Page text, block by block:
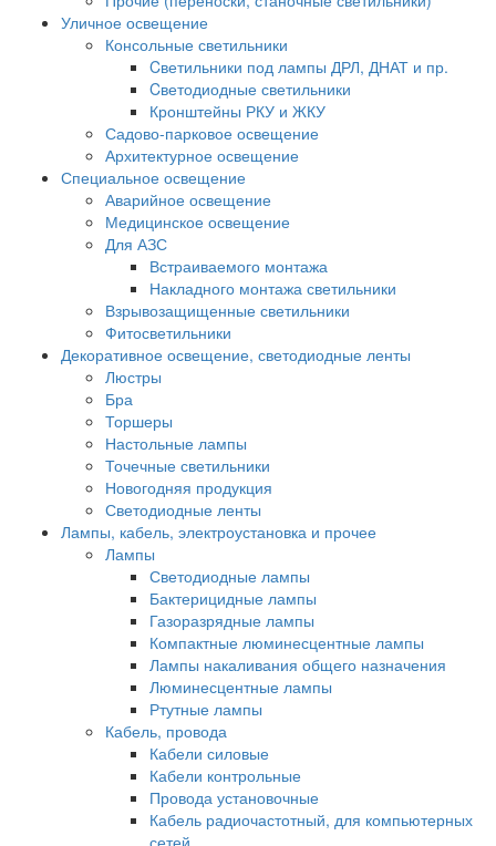
Уличное освещение
Консольные светильники
Cветильники под лампы ДРЛ, ДНАТ и пр.
Cветодиодные светильники
Кронштейны РКУ и ЖКУ
Садово-парковое освещение
Архитектурное освещение
Специальное освещение
Аварийное освещение
Медицинское освещение
Для АЗС
Встраиваемого монтажа
Накладного монтажа светильники
Взрывозащищенные светильники
Фитосветильники
Декоративное освещение, светодиодные ленты
Люстры
Бра
Торшеры
Настольные лампы
Точечные светильники
Новогодняя продукция
Светодиодные ленты
Лампы, кабель, электроустановка и прочее
Лампы
Светодиодные лампы
Бактерицидные лампы
Газоразрядные лампы
Компактные люминесцентные лампы
Лампы накаливания общего назначения
Люминесцентные лампы
Ртутные лампы
Кабель, провода
Кабели силовые
Кабели контрольные
Провода установочные
Кабель радиочастотный, для компьютерных